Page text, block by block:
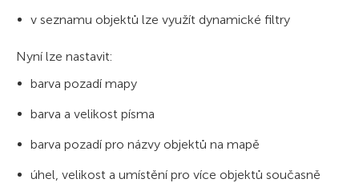
v seznamu objektů lze využít dynamické filtry
Nyní lze nastavit:
barva pozadí mapy
barva a velikost písma
barva pozadí pro názvy objektů na mapě
úhel, velikost a umístění pro více objektů současně